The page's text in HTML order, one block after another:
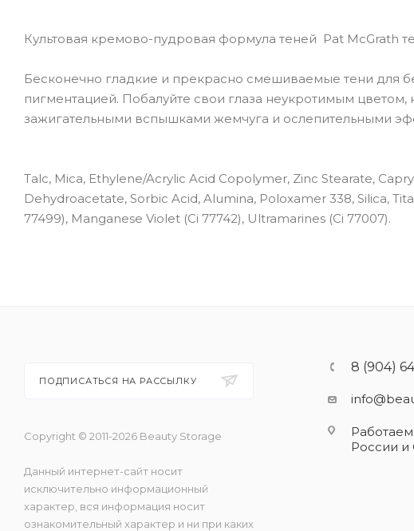
Культовая кремово-пудровая формула теней Pat McGrath
Бесконечно гладкие и прекрасно смешиваемые тени для
пигментацией. Побалуйте свои глаза неукротимым
зажигательными вспышками жемчуга и ослепительными
Talc, Mica, Ethylene/Acrylic Acid Copolymer, Zinc Stearate,
Dehydroacetate, Sorbic Acid, Alumina, Poloxamer 338, Silica,
77499), Manganese Violet (Ci 77742), Ultramarines (Ci 77007).
ПОДПИСАТЬСЯ НА РАССЫЛКУ
Copyright © 2011-2026 Beauty Storage
Данный интернет-сайт носит
исключительно информационный
характер, вся информация носит
ознакомительный характер и ни при каких
8 (904)
России и